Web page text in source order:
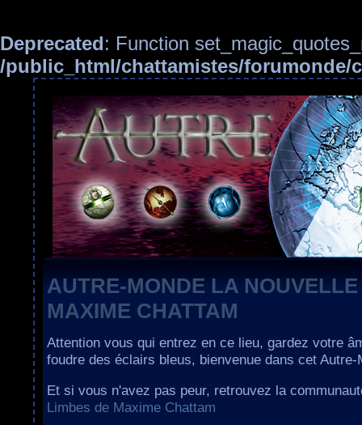
Deprecated: Function
/public_html/chattamistes/forumonde/
AUTRE-MONDE LA
MAXIME CHATTAM
Attention vous qui entrez en ce lieu, gardez votre
foudre des éclairs bleus, bienvenue dans cet Autre-
Et si vous n'avez pas peur, retrouvez la
Limbes de Maxime Chattam